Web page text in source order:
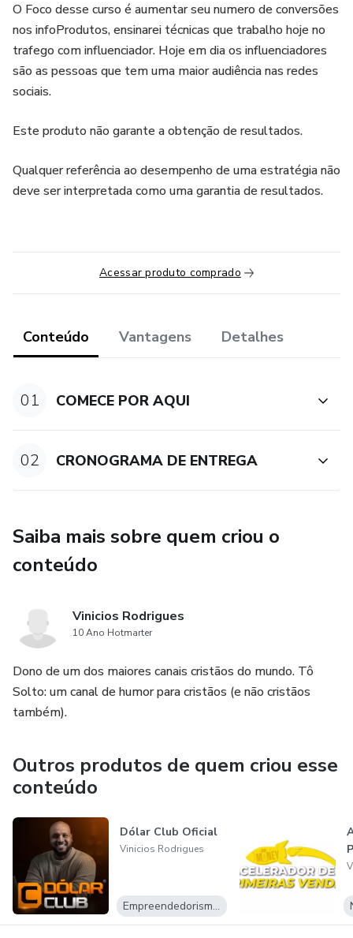
O Foco desse curso é aumentar seu numero de conversões
nos infoProdutos, ensinarei técnicas que trabalho hoje no
trafego com influenciador. Hoje em dia os influenciadores
são as pessoas que tem uma maior audiência nas redes
sociais.
Este produto não garante a obtenção de resultados.
Qualquer referência ao desempenho de uma estratégia não
deve ser interpretada como uma garantia de resultados.
Acessar produto comprado
Conteúdo Vantagens Detalhes
01 COMECE POR AQUI
02 CRONOGRAMA DE ENTREGA
Saiba mais sobre quem criou o
conteúdo
Vinicios Rodrigues
10 Ano Hotmarter
Dono de um dos maiores canais cristãos do mundo. Tô
Solto: um canal de humor para cristãos (e não cristãos
também).
Outros produtos de quem criou esse
conteúdo
Dólar Club Oficial
Vinicios Rodrigues
Empreendedorismo Digital